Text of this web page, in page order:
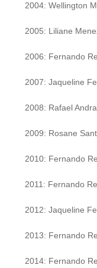
2004: Wellington
2005: Liliane
2006: Fernando
2007: Jaqueline
2008: Rafael
2009: Rosane
2010: Fernando
2011: Fernando
2012: Jaqueline
2013: Fernando
2014: Fernando